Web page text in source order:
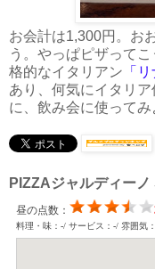
お会計は1,300円。お
う。やっぱピザって
格的なイタリアン 「
あり、何気にイタリ
に、飲み会に使ってみ
PIZZAジャルディー